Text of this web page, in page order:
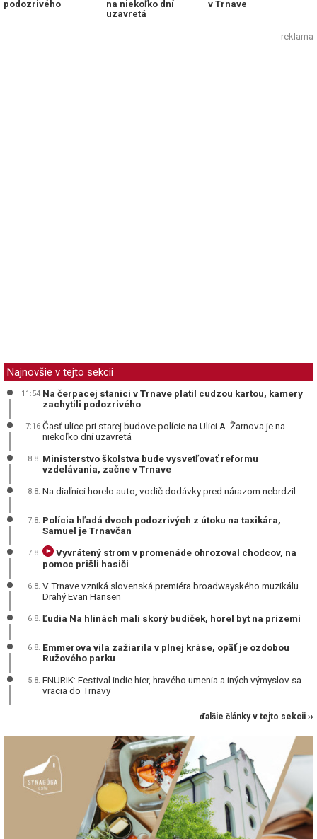
podozrivého
na niekoľko dní
uzavretá
v Trnave
reklama
Najnovšie v tejto sekcii
11:54 Na čerpacej stanici v Trnave platil cudzou kartou, kamery
zachytili podozrivého
7:16 Časť ulice pri starej budove polície na Ulici A. Žarnova je na
niekoľko dní uzavretá
8.8. Ministerstvo školstva bude vysvetľovať reformu
vzdelávania, začne v Trnave
8.8. Na diaľnici horelo auto, vodič dodávky pred nárazom nebrdzil
7.8. Polícia hľadá dvoch podozrivých z útoku na taxikára,
Samuel je Trnavčan
7.8.
Vyvrátený strom v promenáde ohrozoval chodcov, na
pomoc prišli hasiči
6.8. V Trnave vzniká slovenská premiéra broadwayského muzikálu
Drahý Evan Hansen
6.8. Ľudia Na hlinách mali skorý budíček, horel byt na prízemí
6.8. Emmerova vila zažiarila v plnej kráse, opäť je ozdobou
Ružového parku
5.8. FNURIK: Festival indie hier, hravého umenia a iných výmyslov sa
vracia do Trnavy
ďalšie články v tejto sekcii ››